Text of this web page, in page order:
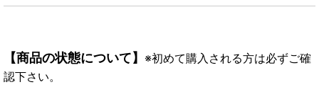
【商品の状態について】 ※初めて購入される方は必ずご確
認下さい。